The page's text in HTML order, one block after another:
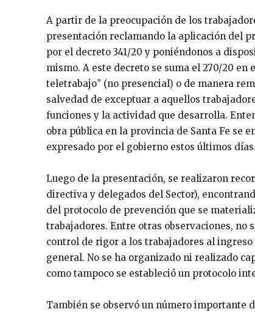
A partir de la preocupación de los
presentación reclamando la aplicación del
por el decreto 341/20 y poniéndonos a
mismo. A este decreto se suma el 270/20
teletrabajo” (no presencial) o de manera
salvedad de exceptuar a aquellos
funciones y la actividad que desarrolla.
obra pública en la provincia de Santa Fe se
expresado por el gobierno estos últimos días.
Luego de la presentación, se realizaron
directiva y delegados del Sector),
del protocolo de prevención que se
trabajadores. Entre otras observaciones, no
control de rigor a los trabajadores al
general. No se ha organizado ni realizado
como tampoco se estableció un protocolo
También se observó un número importante